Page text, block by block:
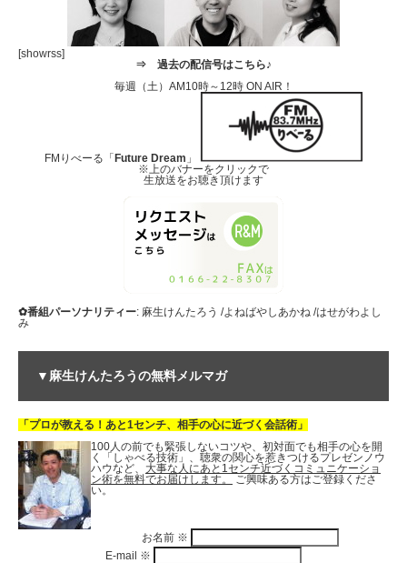
[showrss]
⇒ 過去の配信号はこちら♪
毎週（土）AM10時～12時 ON AIR！
FMりべーる「 Future Dream 」
※上のバナーをクリックで
生放送をお聴き頂けます
✿番組パーソナリティー: 麻生けんたろう /よねばやしあかね /はせがわよし
み
▼麻生けんたろうの無料メルマガ
「プロが教える！あと1センチ、相手の心に近づく会話術」
100人の前でも緊張しないコツや、初対面でも相手の心を開
く「しゃべる技術」、聴衆の関心を惹きつけるプレゼンノウ
ハウなど、 大事な人にあと1センチ近づくコミュニケーショ
ン術を無料でお届けします。
ご興味ある方はご登録くださ
い。
お名前 ※
E-mail ※